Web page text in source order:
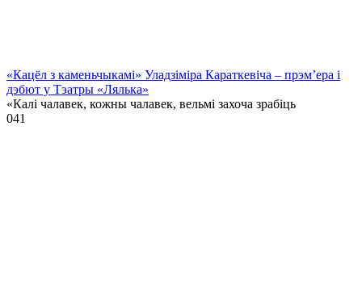
«Кацёл з каменьчыкамі» Уладзіміра Караткевіча – прэм’ера і
дэбют у Тэатры «Лялька»
«Калі чалавек, кожны чалавек, вельмі захоча зрабіць
041